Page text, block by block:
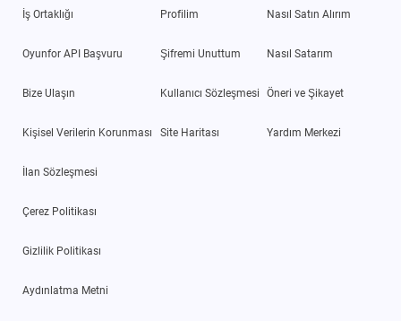
İş Ortaklığı
Oyunfor API Başvuru
Bize Ulaşın
Kişisel Verilerin Korunması
İlan Sözleşmesi
Çerez Politikası
Gizlilik Politikası
Aydınlatma Metni
Profilim
Şifremi Unuttum
Kullanıcı Sözleşmesi
Site Haritası
Nasıl Satın Alırım
Nasıl Satarım
Öneri ve Şikayet
Yardım Merkezi